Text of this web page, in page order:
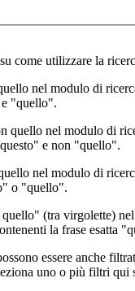
come utilizzare la
nel modulo di
"quello".
quello nel modulo di
e non "quello".
nel modulo di
o "quello".
quello" (tra virgolette)
la frase esatta
essere anche
uno o più filtri qui